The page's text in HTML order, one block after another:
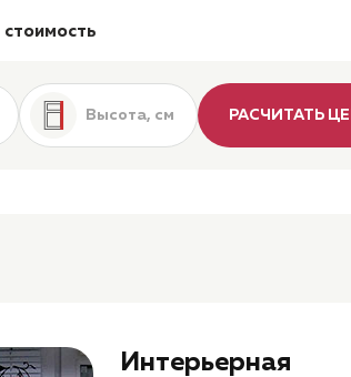
РАСЧИТАТЬ
Интерьерная